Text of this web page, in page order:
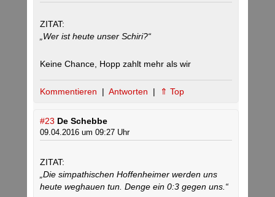
ZITAT:
„Wer ist heute unser Schiri?“
Keine Chance, Hopp zahlt mehr als wir
Kommentieren | Antworten | ⇑ Top
#23 De Schebbe
09.04.2016 um 09:27 Uhr
ZITAT:
„Die simpathischen Hoffenheimer werden uns
heute weghauen tun. Denge ein 0:3 gegen uns.“